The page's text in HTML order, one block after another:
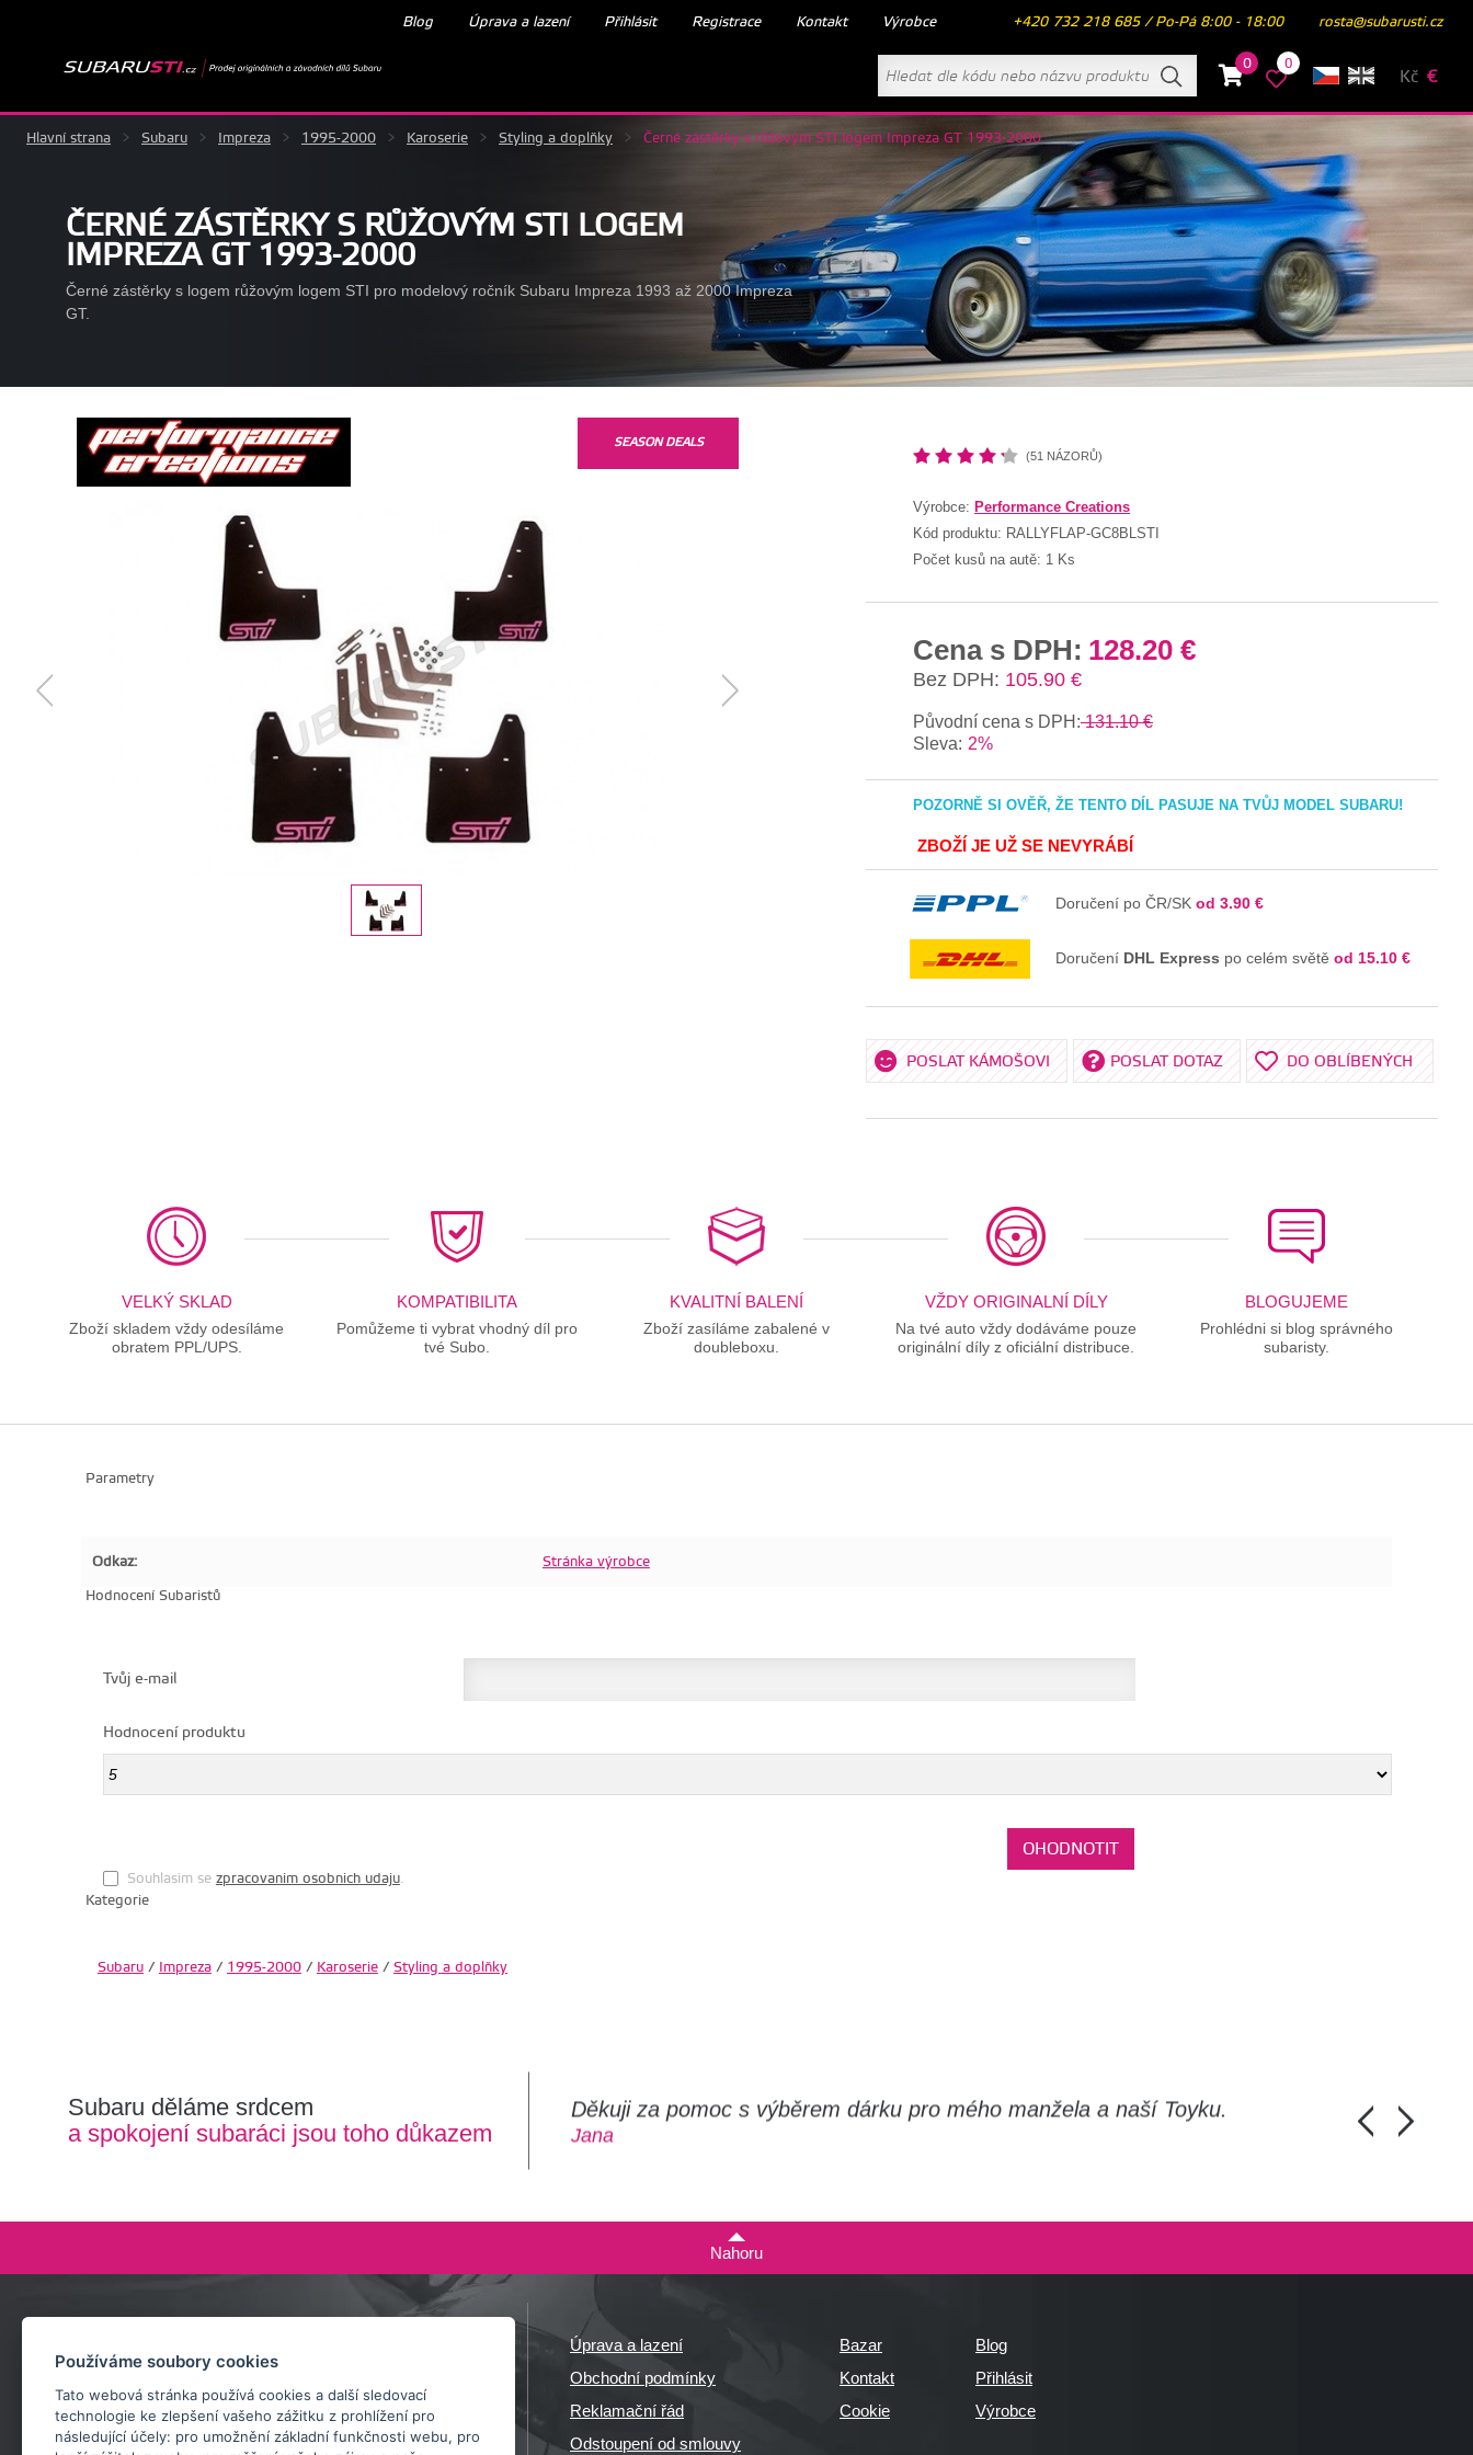
Používáme soubory cookies
Tato webová stránka používá cookies a další sledovací
technologie ke zlepšení vašeho zážitku z prohlížení pro
následující účely: pro umožnění základní funkčnosti webu, pro
Blog Úprava a lazení Přihlásit Registrace Kontakt Výrobce +420 732 218 685 / Po-Pá 8:00 - 18:00 rosta@subarusti.cz
0 0
Kč €
Hlavní strana > Subaru > Impreza > 1995-2000 > Karoserie > Styling a doplňky > Černé zástěrky s růžovým STI logem Impreza GT 1993-2000
ČERNÉ ZÁSTĚRKY S RŮŽOVÝM STI LOGEM
IMPREZA GT 1993-2000
Černé zástěrky s logem růžovým logem STI pro modelový ročník Subaru Impreza 1993 až 2000 Impreza
GT.
SEASON DEALS
(51 NÁZORŮ)
Výrobce: Performance Creations
Kód produktu: RALLYFLAP-GC8BLSTI
Počet kusů na autě: 1 Ks
Cena s DPH: 128.20 €
Bez DPH: 105.90 €
Původní cena s DPH:131.10 €
Sleva: 2%
POZORNĚ SI OVĚŘ, ŽE TENTO DÍL PASUJE NA TVŮJ MODEL SUBARU!
ZBOŽÍ JE UŽ SE NEVYRÁBÍ
Doručení po ČR/SK od 3.90 €
Doručení DHL Express po celém světě od 15.10 €
POSLAT KÁMOŠOVI POSLAT DOTAZ DO OBLÍBENÝCH
VELKÝ SKLAD
Zboží skladem vždy odesíláme
obratem PPL/UPS.
KOMPATIBILITA
Pomůžeme ti vybrat vhodný díl pro
tvé Subo.
KVALITNÍ BALENÍ
Zboží zasíláme zabalené v
doubleboxu.
VŽDY ORIGINALNÍ DÍLY
Na tvé auto vždy dodáváme pouze
originální díly z oficiální distribuce.
BLOGUJEME
Prohlédni si blog správného
subaristy.
Parametry
Odkaz:
Stránka výrobce
Hodnocení Subaristů
Tvůj e-mail
Hodnocení produktu
Souhlasim se zpracovanim osobnich udaju.
Kategorie
Subaru/ Impreza/ 1995-2000/ Karoserie/ Styling a doplňky
Subaru děláme srdcem
a spokojení subaráci jsou toho důkazem
Děkuji za pomoc s výběrem dárku pro mého manžela a naší Toyku.
Jana
Chlapi, moc
Honza Pánka,
Nahoru
+420 732 218 685
rosta@subarusti.cz
Úprava a lazení
Obchodní podmínky
Reklamační řád
Odstoupení od smlouvy
Bazar
Kontakt
Cookie
Blog
Přihlásit
Výrobce